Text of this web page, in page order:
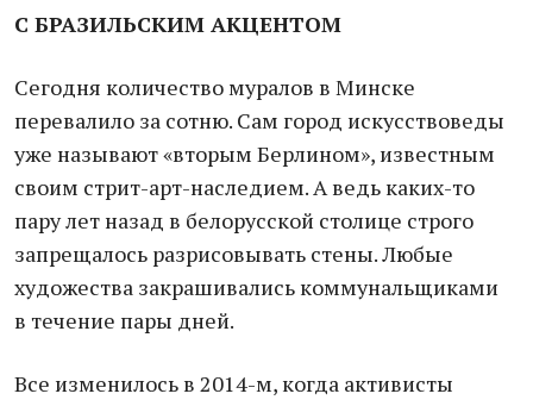
С БРАЗИЛЬСКИМ АКЦЕНТОМ
Сегодня количество муралов в Минске
перевалило за сотню. Сам город искусствоведы
уже называют «вторым Берлином», известным
своим стрит-арт-наследием. А ведь каких-то
пару лет назад в белорусской столице строго
запрещалось разрисовывать стены. Любые
художества закрашивались коммунальщиками
в течение пары дней.
Все изменилось в 2014-м, когда активисты